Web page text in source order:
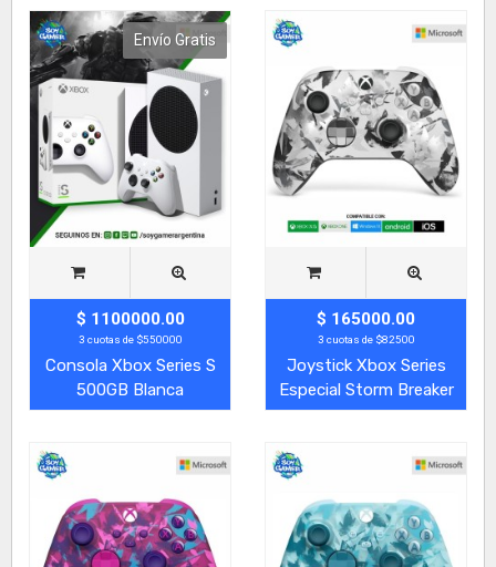
Envío Gratis
$ 1100000.00
3 cuotas de $550000
Consola Xbox Series S
500GB Blanca
$ 165000.00
3 cuotas de $82500
Joystick Xbox Series
Especial Storm Breaker